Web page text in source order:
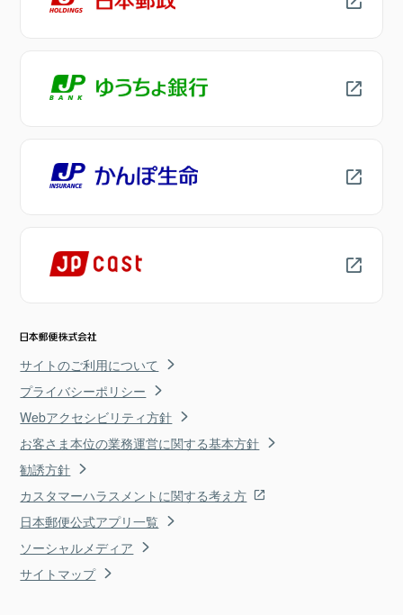
サイトのご利用について
プライバシーポリシー
Webアクセシビリティ方針
お客さま本位の業務運営に関する基本方針
勧誘方針
カスタマーハラスメントに関する考え方
日本郵便公式アプリ一覧
ソーシャルメディア
サイトマップ